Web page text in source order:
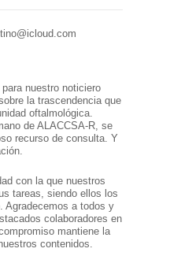
nuestro noticiero
la trascendencia que
oftalmológica.
de ALACCSA-R, se
recurso de consulta. Y
con la que nuestros
tareas, siendo ellos los
Agradecemos a todos y
colaboradores en
mantiene la
contenidos.